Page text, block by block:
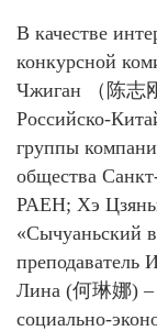
В качестве
конкурсной
Чжиган （陈志
Российско-
группы
общества
РАЕН; Хэ
«Сычуаньский
Лина (何琳娜) –
социально-